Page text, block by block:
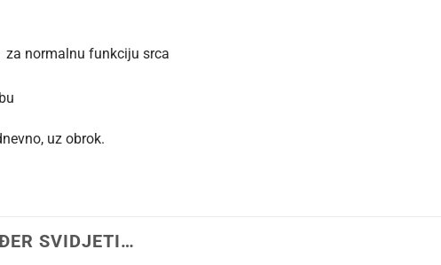
za normalnu funkciju srca
uz obrok.
SVIDJETI…